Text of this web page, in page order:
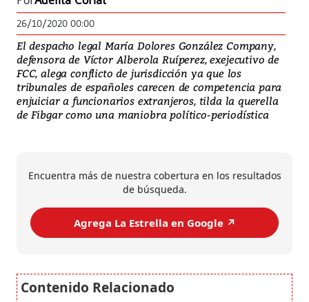
26/10/2020 00:00
El despacho legal María Dolores González Company,
defensora de Víctor Alberola Ruíperez, exejecutivo de
FCC, alega conflicto de jurisdicción ya que los
tribunales de españoles carecen de competencia para
enjuiciar a funcionarios extranjeros, tilda la querella
de Fibgar como una maniobra político-periodística
Encuentra más de nuestra cobertura en los resultados
de búsqueda.
Agrega La Estrella en Google ↗️